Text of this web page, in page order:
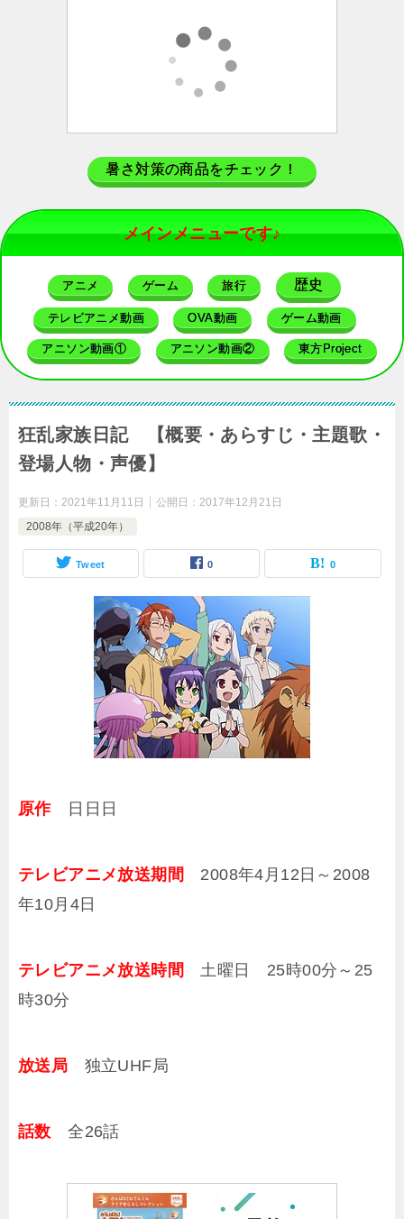
暑さ対策の商品をチェック！
メインメニューです♪
アニメ ゲーム 旅行 歴史
テレビアニメ動画 OVA動画 ゲーム動画
アニソン動画① アニソン動画② 東方Project
狂乱家族日記 【概要・あらすじ・主題歌・
登場人物・声優】
更新日： 2021年11月11日 公開日： 2017年12月21日
2008年（平成20年）
Tweet 0 0
原作日日日
テレビアニメ放送期間 2008年4月12日～2008
年10月4日
テレビアニメ放送時間 土曜日 25時00分～25
時30分
放送局 独立UHF局
話数 全26話